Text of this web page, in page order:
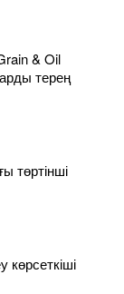
& Oil
терең
төртінші
көрсеткіші